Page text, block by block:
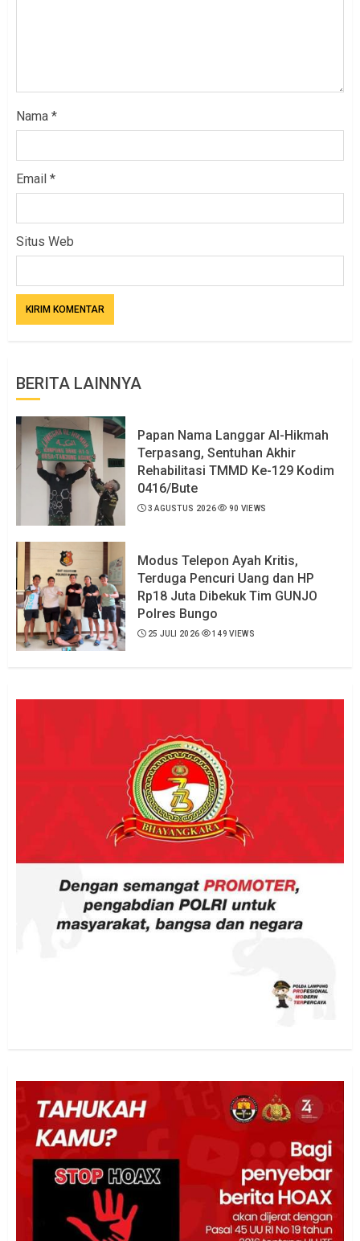
Nama *
Email *
Situs Web
BERITA LAINNYA
Papan Nama Langgar Al-Hikmah
Terpasang, Sentuhan Akhir
Rehabilitasi TMMD Ke-129 Kodim
0416/Bute
3 AGUSTUS 2026 90 VIEWS
Modus Telepon Ayah Kritis,
Terduga Pencuri Uang dan HP
Rp18 Juta Dibekuk Tim GUNJO
Polres Bungo
25 JULI 2026 149 VIEWS